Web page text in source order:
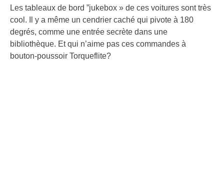
Les tableaux de bord ”jukebox » de ces voitures sont très
cool. Il y a même un cendrier caché qui pivote à 180
degrés, comme une entrée secrète dans une
bibliothèque. Et qui n’aime pas ces commandes à
bouton-poussoir Torqueflite?